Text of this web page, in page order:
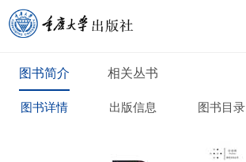
图书简介 相关丛书
图书详情 出版信息 图书目录